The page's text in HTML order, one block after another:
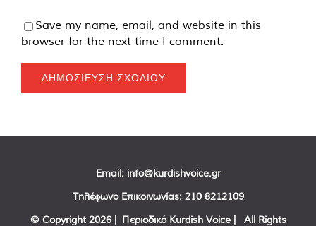
Save my name, email, and website in this
browser for the next time I comment.
Email: info@kurdishvoice.gr
Τηλέφωνο Επικοινωνίας: 210 8212109
© Copyright 2026 | Περιοδικό Kurdish Voice | All Rights